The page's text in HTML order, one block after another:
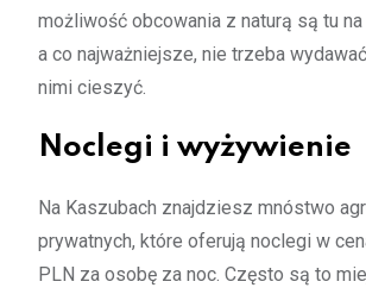
możliwość obcowania z naturą są tu
a co najważniejsze, nie trzeba
nimi cieszyć.
Noclegi i wyżywienie
Na Kaszubach znajdziesz mnóstwo
prywatnych, które oferują noclegi w
PLN za osobę za noc. Często są to